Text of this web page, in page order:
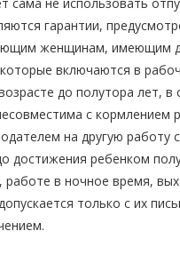
гарантии,
женщинам, имеющим
включаются в
до полутора лет, в
с кормлением
на другую работу
достижения ребенком
работе в ночное время,
только с их